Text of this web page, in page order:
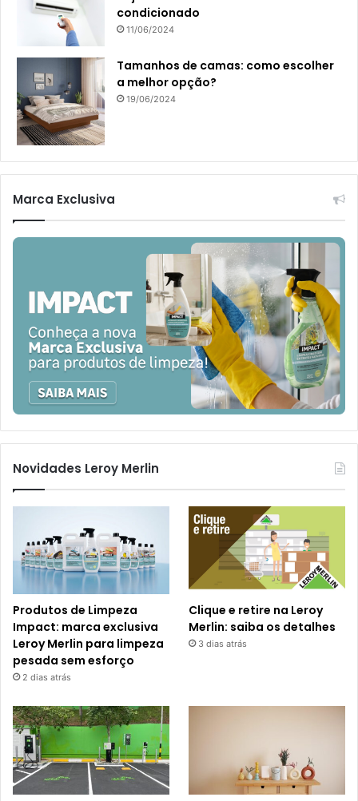
condicionado
11/06/2024
Tamanhos de camas: como escolher
a melhor opção?
19/06/2024
Marca Exclusiva
Novidades Leroy Merlin
Produtos de Limpeza
Impact: marca exclusiva
Leroy Merlin para limpeza
pesada sem esforço
2 dias atrás
Clique e retire na Leroy
Merlin: saiba os detalhes
3 dias atrás